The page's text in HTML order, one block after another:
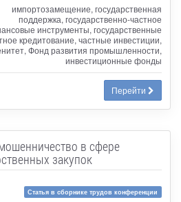
импортозамещение, государственная
поддержка, государственно-частное
инструменты, государственные
кредитование, частные инвестиции,
Фонд развития промышленности,
инвестиционные фонды
Перейти
в сфере
закупок
Статья в сборнике трудов конференции